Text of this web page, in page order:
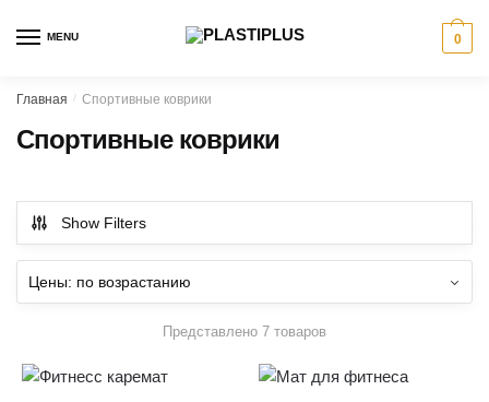
MENU 0
Главная / Спортивные коврики
Спортивные коврики
Show Filters
Представлено 7 товаров